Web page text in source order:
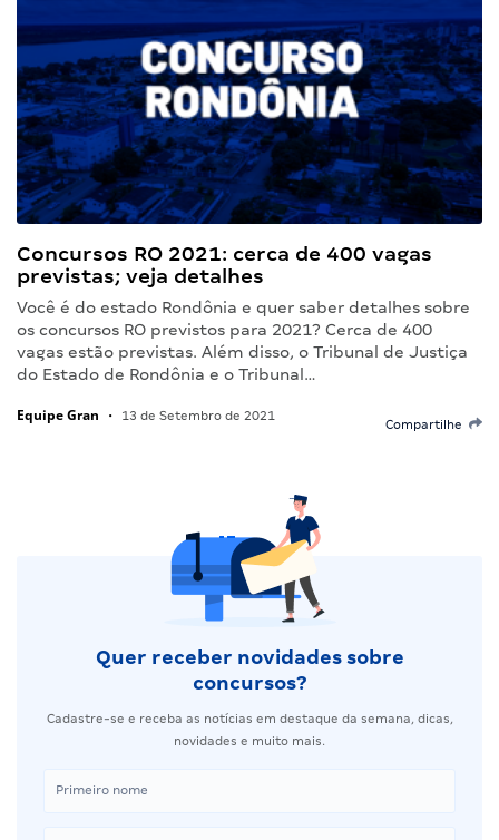
Concursos RO 2021: cerca de 400 vagas
previstas; veja detalhes
Você é do estado Rondônia e quer saber detalhes sobre
os concursos RO previstos para 2021? Cerca de 400
vagas estão previstas. Além disso, o Tribunal de Justiça
do Estado de Rondônia e o Tribunal…
Equipe Gran • 13 de Setembro de 2021
Compartilhe
Quer receber novidades sobre
concursos?
Cadastre-se e receba as notícias em destaque da semana, dicas,
novidades e muito mais.